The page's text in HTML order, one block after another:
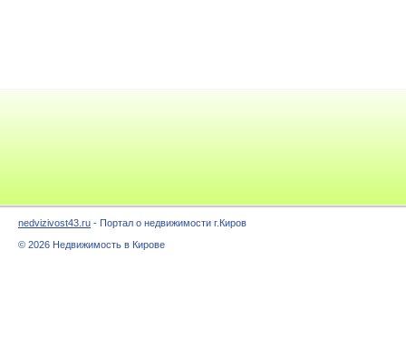
nedvizivost43.ru - Портал о недвижимости г.Киров
© 2026 Недвижимость в Кирове